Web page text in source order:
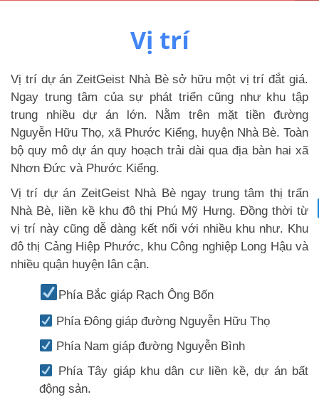
Vị trí
Vị trí dự án ZeitGeist Nhà Bè sở hữu một vị trí đắt giá.
Ngay trung tâm của sự phát triển cũng như khu tập
trung nhiều dự án lớn. Nằm trên mặt tiền đường
Nguyễn Hữu Thọ, xã Phước Kiểng, huyện Nhà Bè. Toàn
bộ quy mô dự án quy hoạch trải dài qua địa bàn hai xã
Nhơn Đức và Phước Kiểng.
Vị trí dự án ZeitGeist Nhà Bè ngay trung tâm thị trấn
Nhà Bè, liền kề khu đô thị Phú Mỹ Hưng. Đồng thời từ
vị trí này cũng dễ dàng kết nối với nhiều khu như. Khu
đô thị Cảng Hiệp Phước, khu Công nghiệp Long Hậu và
nhiều quận huyện lân cận.
Phía Bắc giáp Rạch Ông Bốn
Phía Đông giáp đường Nguyễn Hữu Thọ
Phía Nam giáp đường Nguyễn Bình
Phía Tây giáp khu dân cư liền kề, dự án bất
động sản.